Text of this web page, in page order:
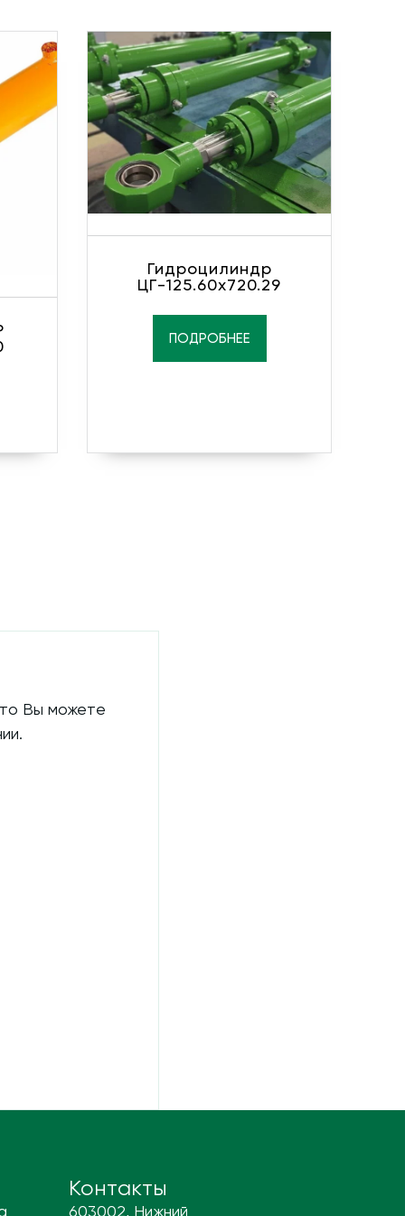
Гидроцилиндр
ЦГ-125.60х720.29
ПОДРОБНЕЕ
Вы можете
Контакты
603002, Нижний